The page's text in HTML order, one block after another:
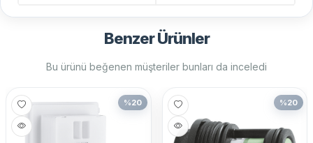
Benzer Ürünler
Bu ürünü beğenen müşteriler bunları da inceledi
%20 %20